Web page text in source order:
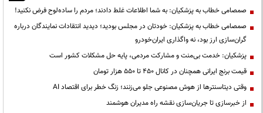
صمصامی خطاب به پزشکیان: به شما اطلاعات غلط دادند؛ مردم را ساده‌لوح فرض نکنید!
صمصامی خطاب به پزشکیان: خودتان در مجلس بودید؛ دیدید انتقادات نمایندگان درباره
گران‌سازی ارز بود، نه واگذاری ایران‌خودرو
پزشکیان: خدمت بی‌منت و مشارکت مردمی، پایه حل مشکلات کشور است
قیمت‌ برنج ایرانی همچنان در کانال ۴۵۰ تا ۵۵۰ هزار تومان
وقتی دیتاسنترها از هوش مصنوعی جلو می‌زنند؛ زنگ خطر برای اقتصاد AI
از خبرسازی تا جریان‌سازی نقشه راه مدیران هوشمند